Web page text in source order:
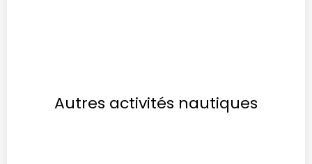
Autres activités nautiques